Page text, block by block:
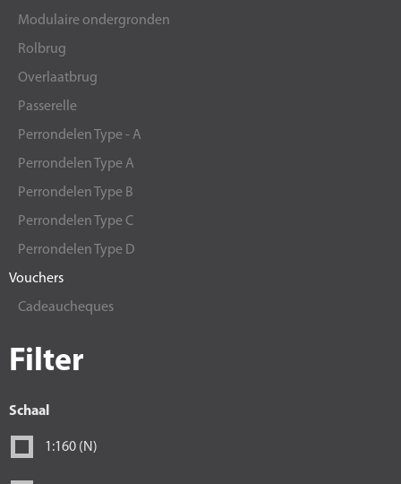
Modulaire ondergronden
Rolbrug
Overlaatbrug
Passerelle
Perrondelen Type - A
Perrondelen Type A
Perrondelen Type B
Perrondelen Type C
Perrondelen Type D
Vouchers
Cadeaucheques
Filter
Schaal
1:160 (N)